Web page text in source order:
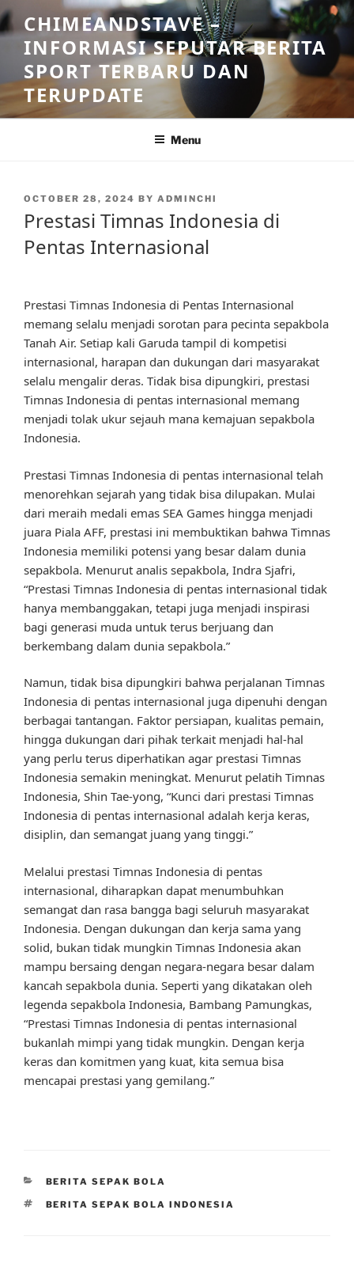
Skip
to
content
CHIMEANDSTAVE –
INFORMASI SEPUTAR BERITA
SPORT TERBARU DAN
TERUPDATE
Menu
POSTED
OCTOBER 28, 2024 BY ADMINCHI
Prestasi Timnas Indonesia di
Pentas Internasional
Prestasi Timnas Indonesia di Pentas Internasional
memang selalu menjadi sorotan para pecinta sepakbola
Tanah Air. Setiap kali Garuda tampil di kompetisi
internasional, harapan dan dukungan dari masyarakat
selalu mengalir deras. Tidak bisa dipungkiri, prestasi
Timnas Indonesia di pentas internasional memang
menjadi tolak ukur sejauh mana kemajuan sepakbola
Indonesia.
Prestasi Timnas Indonesia di pentas internasional telah
menorehkan sejarah yang tidak bisa dilupakan. Mulai
dari meraih medali emas SEA Games hingga menjadi
juara Piala AFF, prestasi ini membuktikan bahwa Timnas
Indonesia memiliki potensi yang besar dalam dunia
sepakbola. Menurut analis sepakbola, Indra Sjafri,
“Prestasi Timnas Indonesia di pentas internasional tidak
hanya membanggakan, tetapi juga menjadi inspirasi
bagi generasi muda untuk terus berjuang dan
berkembang dalam dunia sepakbola.”
Namun, tidak bisa dipungkiri bahwa perjalanan Timnas
Indonesia di pentas internasional juga dipenuhi dengan
berbagai tantangan. Faktor persiapan, kualitas pemain,
hingga dukungan dari pihak terkait menjadi hal-hal
yang perlu terus diperhatikan agar prestasi Timnas
Indonesia semakin meningkat. Menurut pelatih Timnas
Indonesia, Shin Tae-yong, “Kunci dari prestasi Timnas
Indonesia di pentas internasional adalah kerja keras,
disiplin, dan semangat juang yang tinggi.”
Melalui prestasi Timnas Indonesia di pentas
internasional, diharapkan dapat menumbuhkan
semangat dan rasa bangga bagi seluruh masyarakat
Indonesia. Dengan dukungan dan kerja sama yang
solid, bukan tidak mungkin Timnas Indonesia akan
mampu bersaing dengan negara-negara besar dalam
kancah sepakbola dunia. Seperti yang dikatakan oleh
legenda sepakbola Indonesia, Bambang Pamungkas,
“Prestasi Timnas Indonesia di pentas internasional
bukanlah mimpi yang tidak mungkin. Dengan kerja
keras dan komitmen yang kuat, kita semua bisa
mencapai prestasi yang gemilang.”
CATEGORIES
BERITA SEPAK BOLA
TAGS
BERITA SEPAK BOLA INDONESIA